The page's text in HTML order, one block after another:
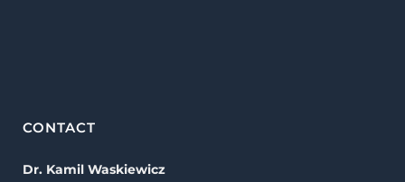
CONTACT
Dr. Kamil Waskiewicz